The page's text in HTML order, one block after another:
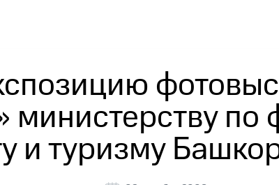
по
и туризму